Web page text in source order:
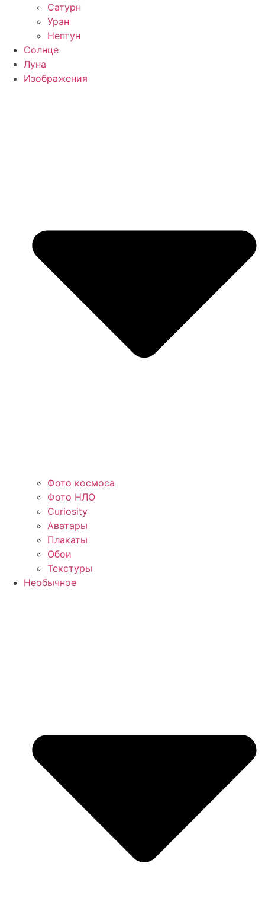
Сатурн
Уран
Нептун
Солнце
Луна
Изображения
Фото космоса
Фото НЛО
Curiosity
Аватары
Плакаты
Обои
Текстуры
Необычное